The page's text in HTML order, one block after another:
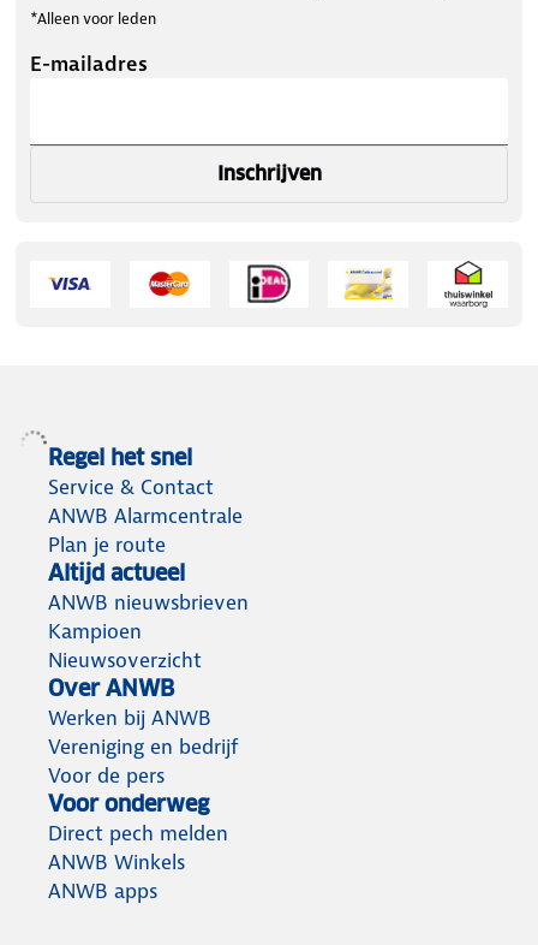
*Alleen voor leden
E-mailadres
Inschrijven
Regel het snel
Service & Contact
ANWB Alarmcentrale
Plan je route
Altijd actueel
ANWB nieuwsbrieven
Kampioen
Nieuwsoverzicht
Over ANWB
Werken bij ANWB
Vereniging en bedrijf
Voor de pers
Voor onderweg
Direct pech melden
ANWB Winkels
ANWB apps